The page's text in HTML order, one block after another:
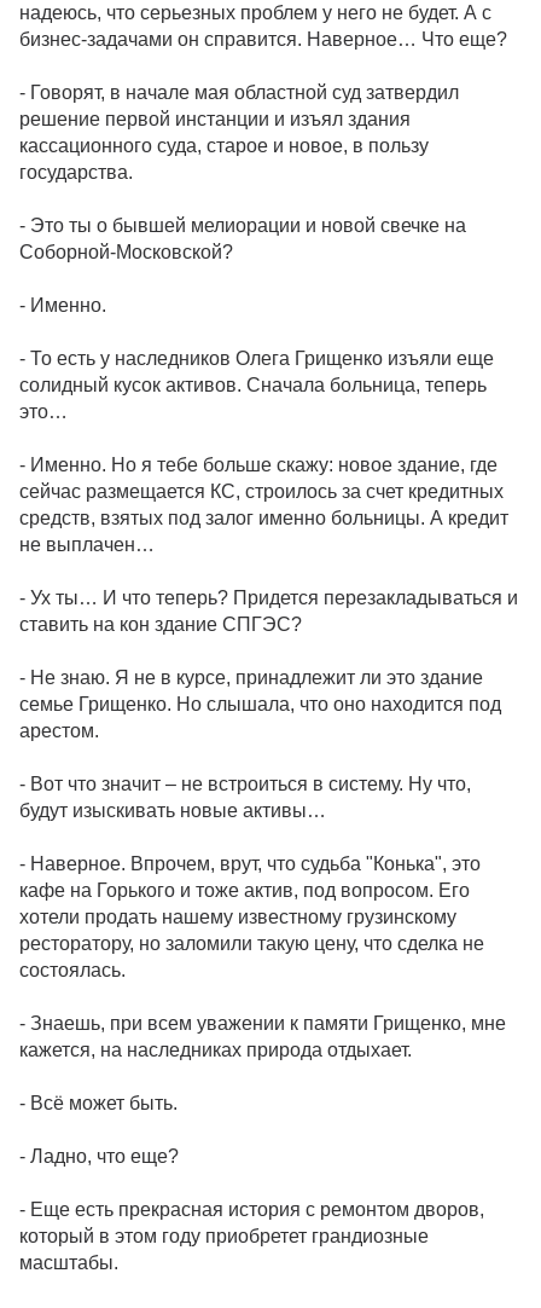
надеюсь, что серьезных проблем у него не будет. А с
бизнес-задачами он справится. Наверное… Что еще?
- Говорят, в начале мая областной суд затвердил
решение первой инстанции и изъял здания
кассационного суда, старое и новое, в пользу
государства.
- Это ты о бывшей мелиорации и новой свечке на
Соборной-Московской?
- Именно.
- То есть у наследников Олега Грищенко изъяли еще
солидный кусок активов. Сначала больница, теперь
это…
- Именно. Но я тебе больше скажу: новое здание, где
сейчас размещается КС, строилось за счет кредитных
средств, взятых под залог именно больницы. А кредит
не выплачен…
- Ух ты… И что теперь? Придется перезакладываться и
ставить на кон здание СПГЭС?
- Не знаю. Я не в курсе, принадлежит ли это здание
семье Грищенко. Но слышала, что оно находится под
арестом.
- Вот что значит – не встроиться в систему. Ну что,
будут изыскивать новые активы…
- Наверное. Впрочем, врут, что судьба "Конька", это
кафе на Горького и тоже актив, под вопросом. Его
хотели продать нашему известному грузинскому
ресторатору, но заломили такую цену, что сделка не
состоялась.
- Знаешь, при всем уважении к памяти Грищенко, мне
кажется, на наследниках природа отдыхает.
- Всё может быть.
- Ладно, что еще?
- Еще есть прекрасная история с ремонтом дворов,
который в этом году приобретет грандиозные
масштабы.